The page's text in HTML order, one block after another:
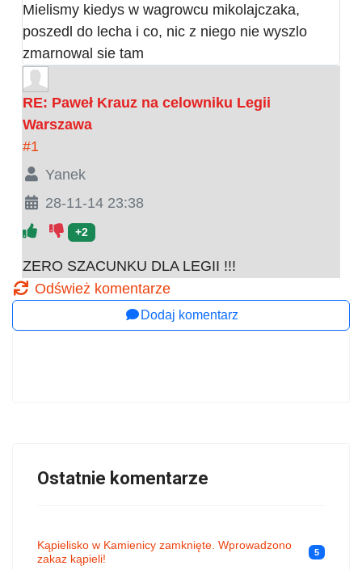
Mielismy kiedys w wagrowcu mikolajczaka,
poszedl do lecha i co, nic z niego nie wyszlo
zmarnowal sie tam
RE: Paweł Krauz na celowniku Legii
Warszawa
#1
Yanek
28-11-14 23:38
+2
ZERO SZACUNKU DLA LEGII !!!
Odśwież komentarze
Dodaj komentarz
Ostatnie komentarze
Kąpielisko w Kamienicy zamknięte. Wprowadzono
zakaz kąpieli!
5